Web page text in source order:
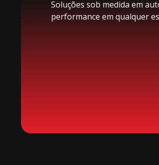
Soluções sob medida em
performance em qualquer